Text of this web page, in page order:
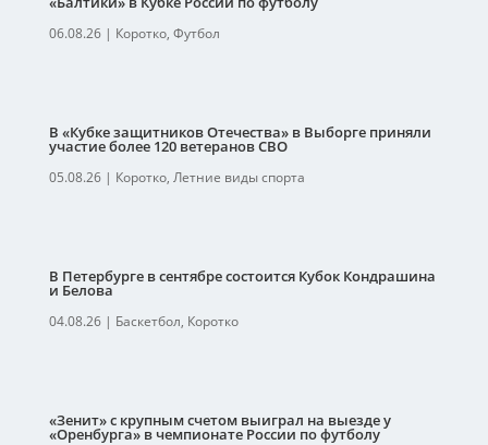
06.08.26| Коротко, Футбол
В «Кубке защитников Отечества» в Выборге приняли
участие более 120 ветеранов СВО
05.08.26| Коротко, Летние виды спорта
В Петербурге в сентябре состоится Кубок Кондрашина
и Белова
04.08.26| Баскетбол, Коротко
«Зенит» с крупным счетом выиграл на выезде у
«Оренбурга» в чемпионате России по футболу